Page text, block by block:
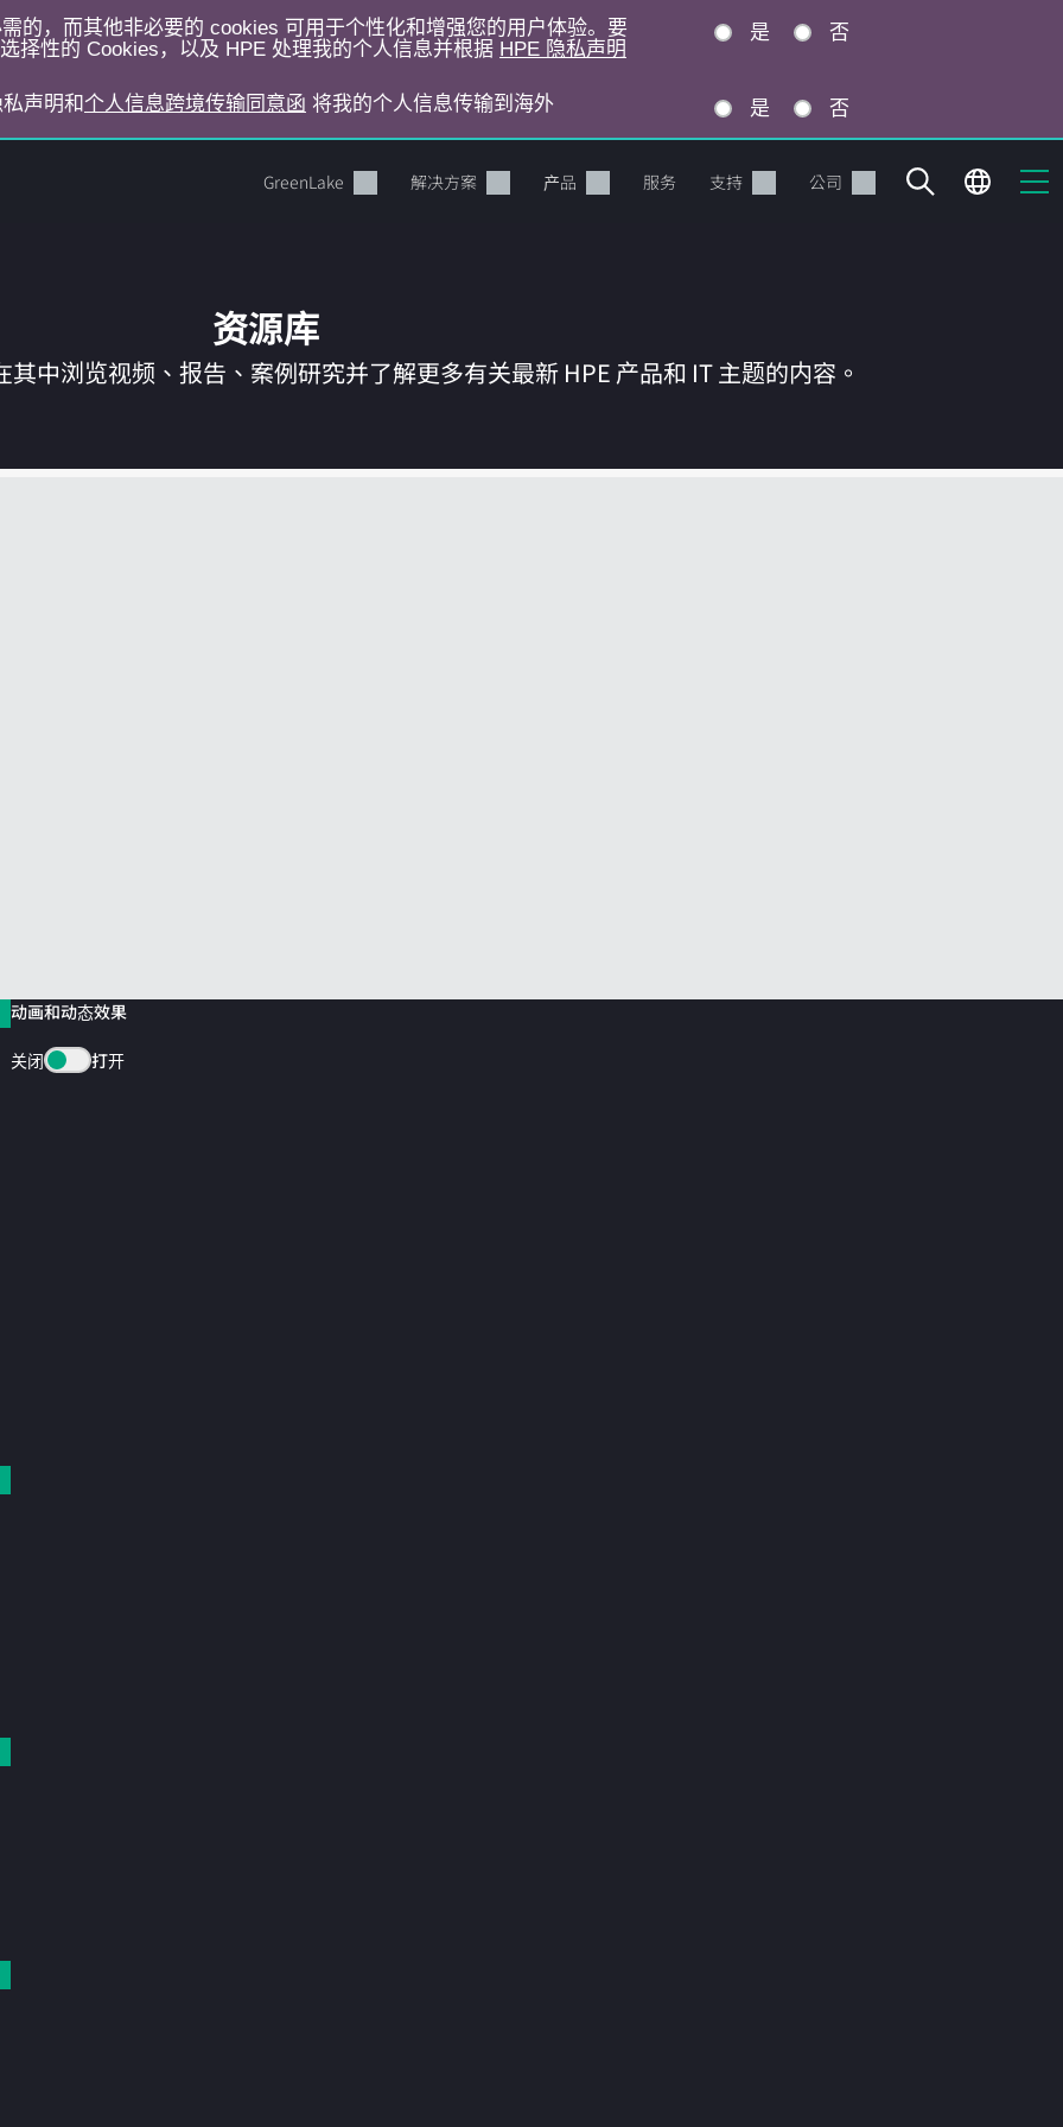
的，而其他非必要的 cookies 可用于个性化和增强您的用户体验。要
择性的 Cookies，以及 HPE 处理我的个人信息并根据 HPE 隐私声明
是 否
声明和 个人信息跨境传输同意函 将我的个人信息传输到海外 是 否
GreenLake 解决方案 产品 服务 支持 公司
您的购物车目前是空的
资源库
中浏览视频、报告、案例研究并了解更多有关最新 HPE 产品和 IT 主题的内容。
动画和动态效果
关闭 打开